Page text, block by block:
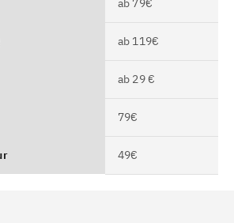
ab 119€
ab 29 €
79€
49€